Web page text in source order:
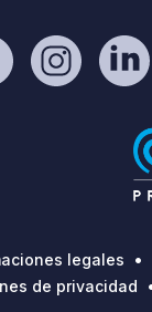
legales
de privacidad